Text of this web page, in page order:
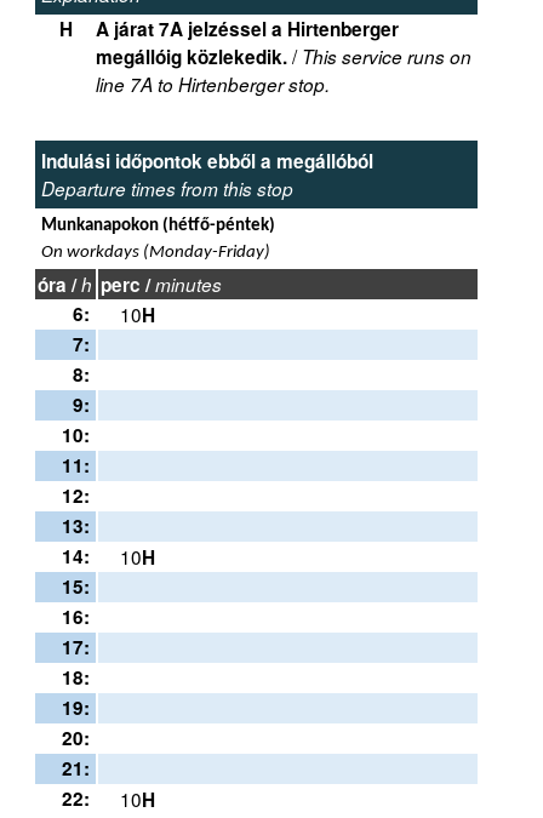
H
A járat 7A jelzéssel a Hirtenberger
megállóig közlekedik./This service runs on
line 7A to Hirtenberger stop.
Indulási időpontok ebből a megállóból
Departure times from this stop
Munkanapokon (hétfő-péntek)
On workdays (Monday-Friday)
óra /h perc /minutes
6: 10H
7:
8:
9:
10:
11:
12:
13:
14:
10H
15:
16:
17:
18:
19:
20:
21:
22:
10H